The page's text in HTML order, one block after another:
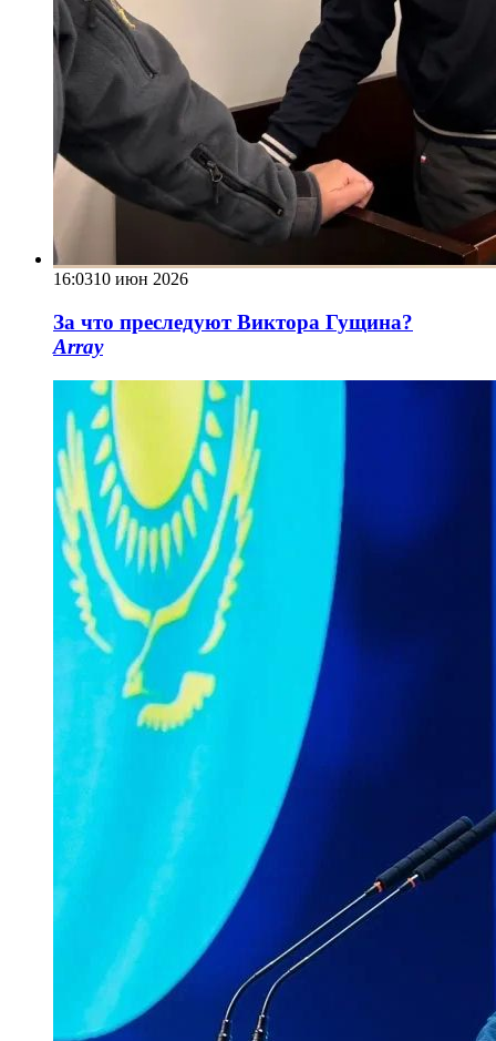
16:0310 июн 2026
За что преследуют Виктора Гущина?
Array